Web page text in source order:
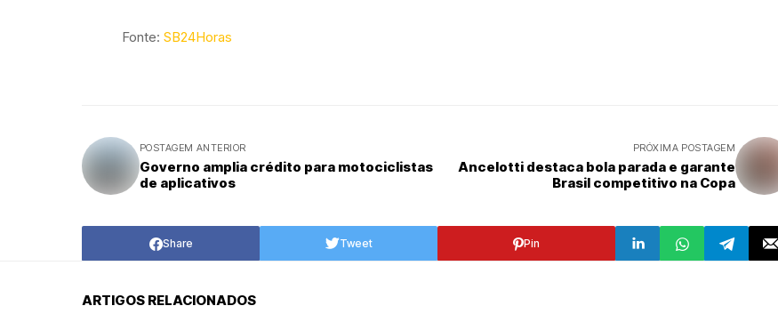
Fonte: SB24Horas
POSTAGEM ANTERIOR
Governo amplia crédito para motociclistas
de aplicativos
PRÓXIMA POSTAGEM
Ancelotti destaca bola parada e garante
Brasil competitivo na Copa
Share Tweet Pin
ARTIGOS RELACIONADOS